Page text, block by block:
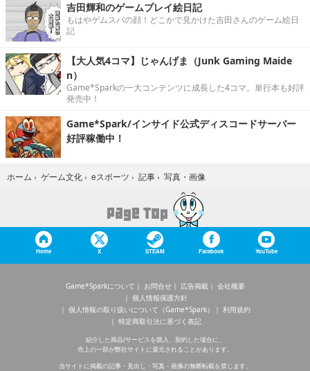
吉田輝和のゲームプレイ絵日記
もはやゲムスパの顔！どこかで見かけた吉田さんのゲーム絵日
記
【大人気4コマ】じゃんげま（Junk Gaming Maide
n）
Game*Sparkの一大コンテンツに成長した4コマ。単行本も好評
発売中！
Game*Spark/インサイド公式ディスコードサーバー
好評稼働中！
ホーム › ゲーム文化 › eスポーツ › 記事 › 写真・画像
Home X STEAM Facebook YouTube
Game*Sparkについて お問合せ 広告掲載
会社概要
個人情報保護方針
個人情報の取り扱いについて（Game*Spark）
利用規約
特定商取引法に基づく表記
紹介した商品/サービスを購入、契約した場合に、
売上の一部が弊社サイトに還元されることがあります。
当サイトに掲載の記事・見出し・写真・画像の無断転載を禁じます。